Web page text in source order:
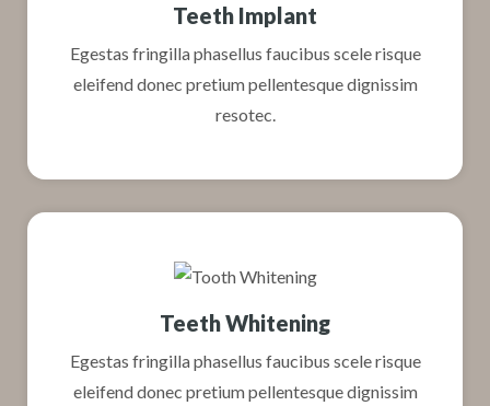
Teeth Implant
Egestas fringilla phasellus faucibus scele risque
eleifend donec pretium pellentesque dignissim
resotec.
Teeth Whitening
Egestas fringilla phasellus faucibus scele risque
eleifend donec pretium pellentesque dignissim